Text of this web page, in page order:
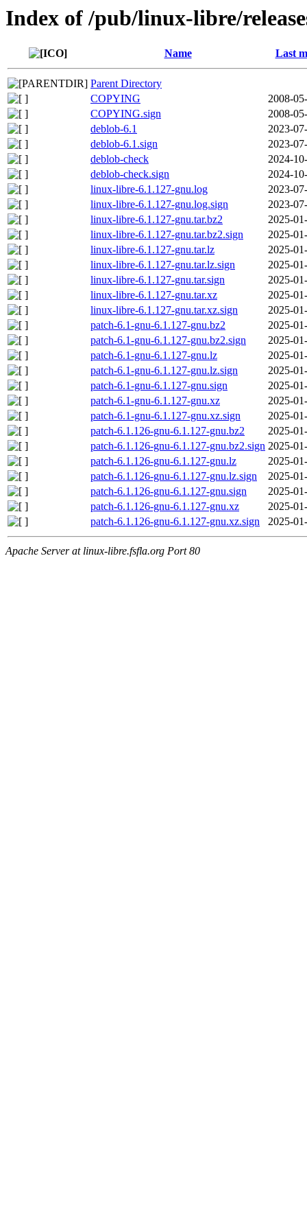
Index of /pub/linux-libre/
Name Last
Parent Directory
COPYING
2008-
COPYING.sign
2008-
deblob-6.1
2023-
deblob-6.1.sign
2023-
deblob-check
2024-
deblob-check.sign
2024-
linux-libre-6.1.127-gnu.log
2023-
linux-libre-6.1.127-gnu.log.sign
2023-
linux-libre-6.1.127-gnu.tar.bz2
2025-
linux-libre-6.1.127-gnu.tar.bz2.sign
2025-
linux-libre-6.1.127-gnu.tar.lz
2025-
linux-libre-6.1.127-gnu.tar.lz.sign
2025-
linux-libre-6.1.127-gnu.tar.sign
2025-
linux-libre-6.1.127-gnu.tar.xz
2025-
linux-libre-6.1.127-gnu.tar.xz.sign
2025-
patch-6.1-gnu-6.1.127-gnu.bz2
2025-
patch-6.1-gnu-6.1.127-gnu.bz2.sign
2025-
patch-6.1-gnu-6.1.127-gnu.lz
2025-
patch-6.1-gnu-6.1.127-gnu.lz.sign
2025-
patch-6.1-gnu-6.1.127-gnu.sign
2025-
patch-6.1-gnu-6.1.127-gnu.xz
2025-
patch-6.1-gnu-6.1.127-gnu.xz.sign
2025-
patch-6.1.126-gnu-6.1.127-gnu.bz2
2025-
patch-6.1.126-gnu-6.1.127-gnu.bz2.sign 2025-
patch-6.1.126-gnu-6.1.127-gnu.lz
2025-
patch-6.1.126-gnu-6.1.127-gnu.lz.sign
2025-
patch-6.1.126-gnu-6.1.127-gnu.sign
2025-
patch-6.1.126-gnu-6.1.127-gnu.xz
2025-
patch-6.1.126-gnu-6.1.127-gnu.xz.sign
2025-
Apache Server at linux-libre.fsfla.org Port 80